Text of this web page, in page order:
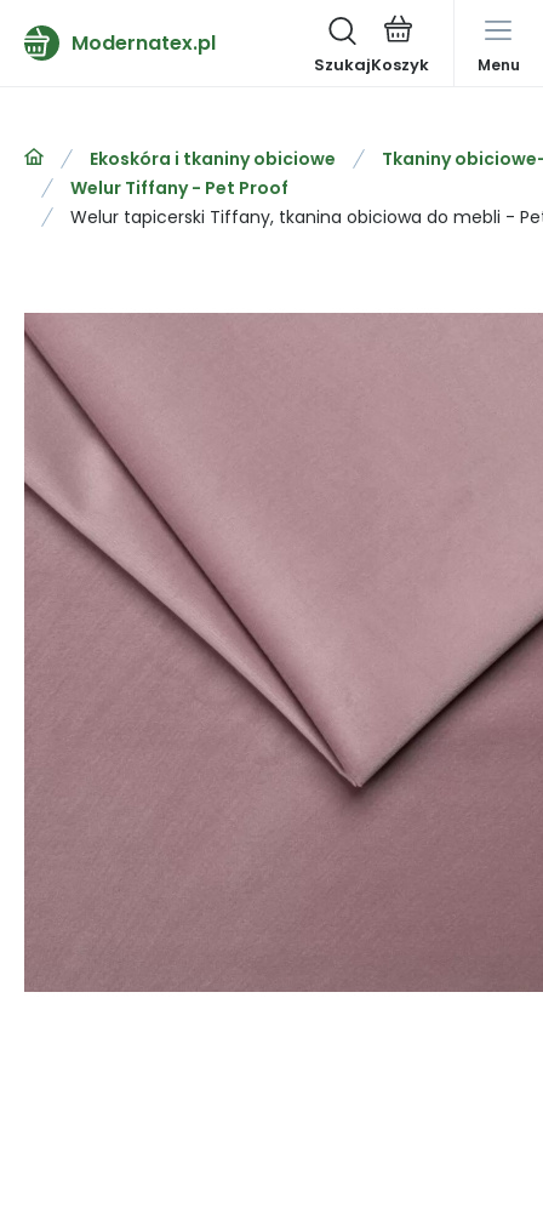
Modernatex.pl
Szukaj Menu
Ekoskóra i tkaniny obiciowe
Tkaniny
Welur Tiffany - Pet Proof
Welur tapicerski Tiffany, tkanina obiciowa do mebli -